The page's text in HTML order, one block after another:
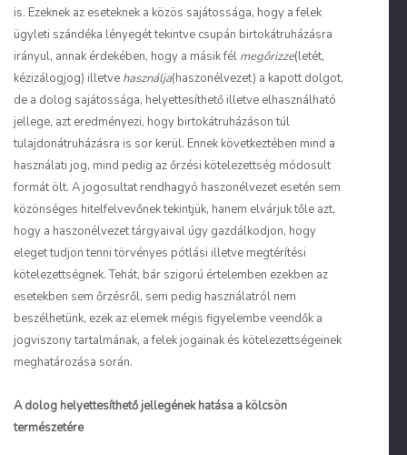
is. Ezeknek az eseteknek a közös sajátossága, hogy a felek
ügyleti szándéka lényegét tekintve csupán birtokátruházásra
irányul, annak érdekében, hogy a másik fél megőrizze(letét,
kézizálogjog) illetve használja(haszonélvezet) a kapott dolgot,
de a dolog sajátossága, helyettesíthető illetve elhasználható
jellege, azt eredményezi, hogy birtokátruházáson túl
tulajdonátruházásra is sor kerül. Ennek következtében mind a
használati jog, mind pedig az őrzési kötelezettség módosult
formát ölt. A jogosultat rendhagyó haszonélvezet esetén sem
közönséges hitelfelvevőnek tekintjük, hanem elvárjuk tőle azt,
hogy a haszonélvezet tárgyaival úgy gazdálkodjon, hogy
eleget tudjon tenni törvényes pótlási illetve megtérítési
kötelezettségnek. Tehát, bár szigorú értelemben ezekben az
esetekben sem őrzésről, sem pedig használatról nem
beszélhetünk, ezek az elemek mégis figyelembe veendők a
jogviszony tartalmának, a felek jogainak és kötelezettségeinek
meghatározása során.
A dolog helyettesíthető jellegének hatása a kölcsön
természetére